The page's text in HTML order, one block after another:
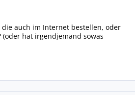
die auch im Internet bestellen, oder
(oder hat irgendjemand sowas